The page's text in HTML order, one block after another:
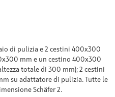
di pulizia e 2 cestini 400x300
mm e un cestino 400x300
totale di 300 mm); 2 cestini
su adattatore di pulizia. Tutte le
Schäfer 2.